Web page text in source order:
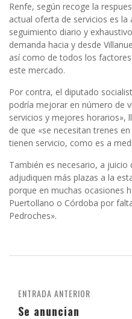
Renfe, según recoge la
actual oferta de servicios es la
seguimiento diario y
demanda hacia y desde
así como de todos los
este mercado.
Por contra, el diputado
podría mejorar en número de
servicios y mejores horarios»,
de que «se necesitan trenes
tienen servicio, como es a
También es necesario, a juicio
adjudiquen más plazas a la
porque en muchas ocasiones
Puertollano o Córdoba por
Pedroches».
ENTRADA ANTERIOR
Se anuncian